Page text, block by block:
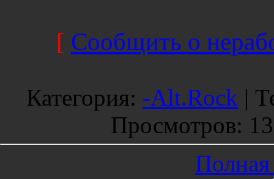
[ Сообщить о
Категория: -Alt.Rock |
Просмотров:
Полная